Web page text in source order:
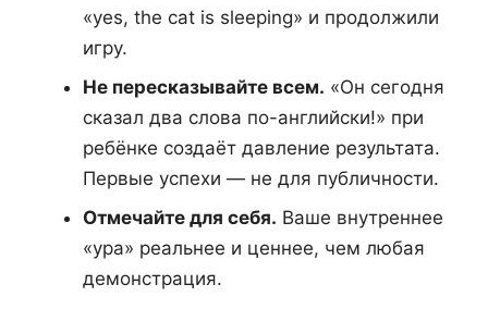
«yes, the cat is sleeping» и продолжили
игру.
Не пересказывайте всем. «Он сегодня
сказал два слова по-английски!» при
ребёнке создаёт давление результата.
Первые успехи — не для публичности.
Отмечайте для себя. Ваше внутреннее
«ура» реальнее и ценнее, чем любая
демонстрация.